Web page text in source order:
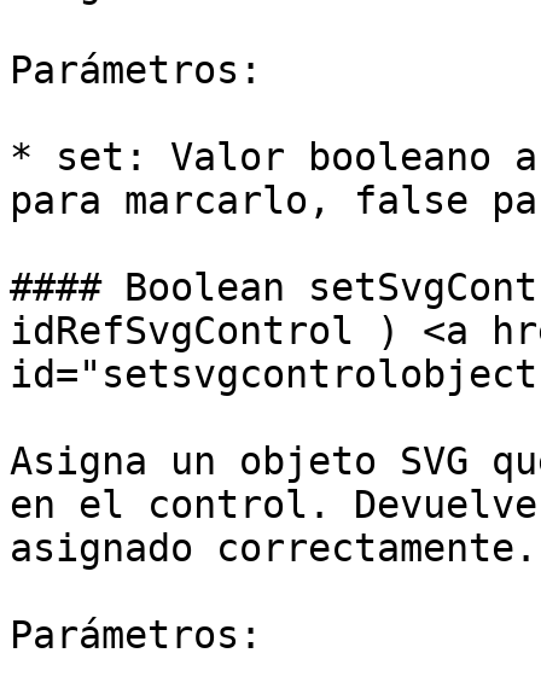
Parámetros:
* set: Valor booleano
para marcarlo, false
#### Boolean
idRefSvgControl ) <a
Asigna un objeto SVG
en el control.
asignado correctamente.
Parámetros: